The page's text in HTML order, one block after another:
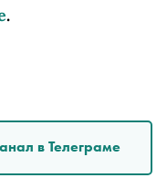
.
в Телеграме